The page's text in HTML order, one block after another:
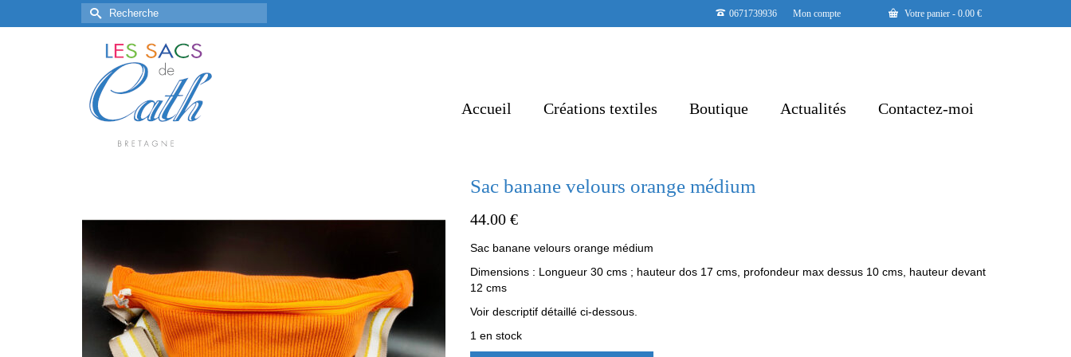
0671739936 Mon compte Votre panier - 0.00 €
Rechercher :
Accueil Créations textiles Boutique Actualités Contactez-moi
Sac banane velours orange médium
44.00 €
Sac banane velours orange médium
Dimensions : Longueur 30 cms ; hauteur dos 17 cms, profondeur max dessus 10 cms, hauteur devant
12 cms
Voir descriptif détaillé ci-dessous.
1 en stock